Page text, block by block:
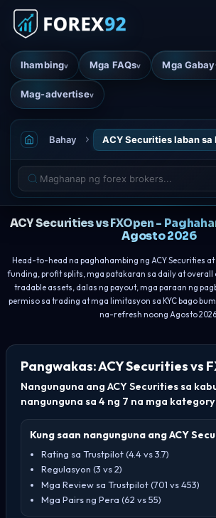
Ihambingv Mga FAQsv Mga Gabay
Mag-advertisev
Bahay ACY Securities laban sa
ACY Securities vs FXOpen -
Agosto 2026
Head-to-head na paghahambing ng ACY Securities at
funding, profit splits, mga patakaran sa daily at overall
tradable assets, dalas ng payout, mga paraan ng
permiso sa trading at mga limitasyon sa KYC bago
na-refresh noong Agosto 2026.
Pangwakas: ACY Securities vs
Nangunguna ang ACY Securities sa
nangunguna sa 4 ng 7 na mga
Kung saan nangunguna ang ACY
Rating sa Trustpilot (4.4 vs 3.7)
Regulasyon (3 vs 2)
Mga Review sa Trustpilot (701 vs 453)
Mga Pairs ng Pera (62 vs 55)